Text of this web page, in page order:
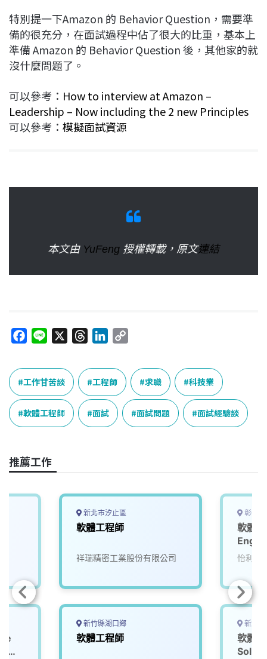
特別提一下Amazon 的 Behavior Question，需要準
備的很充分，在面試過程中佔了很大的比重，基本上
準備 Amazon 的 Behavior Question 後，其他家的就
沒什麼問題了。
可以參考： How to interview at Amazon –
Leadership – Now including the 2 new Principles
可以參考： 模擬面試資源
本文由 YuFeng 授權轉載，原文連結
c
e
b
o
o
n
e
r
e
a
d
s
n
k
e
d
I
y
L
n
工作甘苦談 工程師 求職 科技業
軟體工程師 面試 面試問題 面試經驗談
推薦工作
新北市汐止區
軟體工程師
祥瑞精密工業股份有限公司
新竹縣湖口鄉
軟體工程師
彰化
軟體
怡利電
新北
軟體